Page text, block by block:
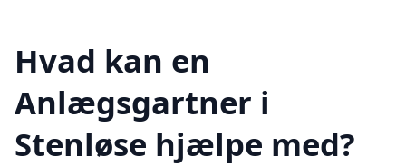
Hvad kan en
Anlægsgartner i
Stenløse hjælpe med?